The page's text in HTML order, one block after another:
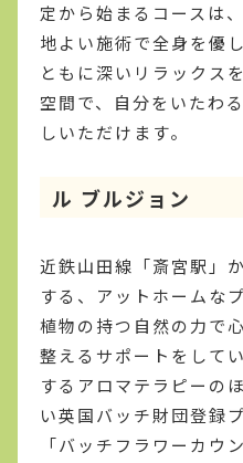
定から始まるコースは
地よい施術で全身を優
ともに深いリラックス
空間で、自分をいたわ
しいただけます。
ル ブルジョン
近鉄山田線「斎宮駅」
する、アットホームな
植物の持つ自然の力で
整えるサポートをして
するアロマテラピーの
い英国バッチ財団登録
「バッチフラワーカウ